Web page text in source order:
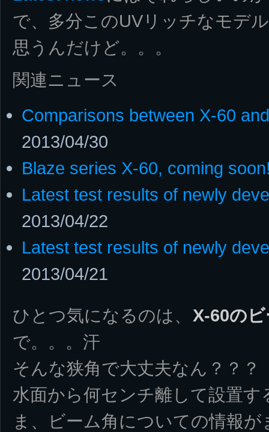
で、多分このUVリッチなモデ
思うんだけど。。。
関連ニュース
Comparisons between X-60
2013/04/30
Blaze series X-60, coming
Latest test results of newly
2013/04/22
Latest test results of newly
2013/04/21
ひとつ気になるのは、 X-60の
で。。。汗
そんな狭角で大丈夫なん？？？
水面から何センチ離して設置
ま、ビーム角についての情報